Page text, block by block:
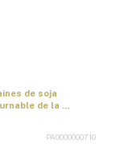
de soja
de la ...
PA0000000710